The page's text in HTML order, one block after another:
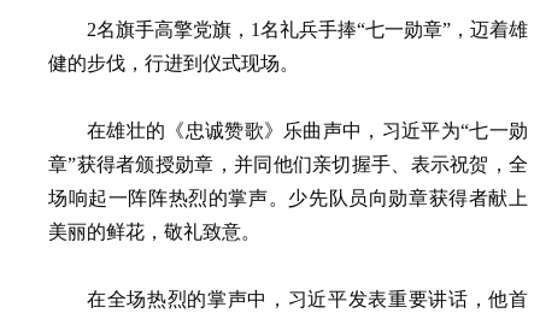
2名旗手高擎党旗，1名礼兵手捧“七一勋章”，迈着雄
健的步伐，行进到仪式现场。
在雄壮的《忠诚赞歌》乐曲声中，习近平为“七一勋
章”获得者颁授勋章，并同他们亲切握手、表示祝贺，全
场响起一阵阵热烈的掌声。少先队员向勋章获得者献上
美丽的鲜花，敬礼致意。
在全场热烈的掌声中，习近平发表重要讲话，他首